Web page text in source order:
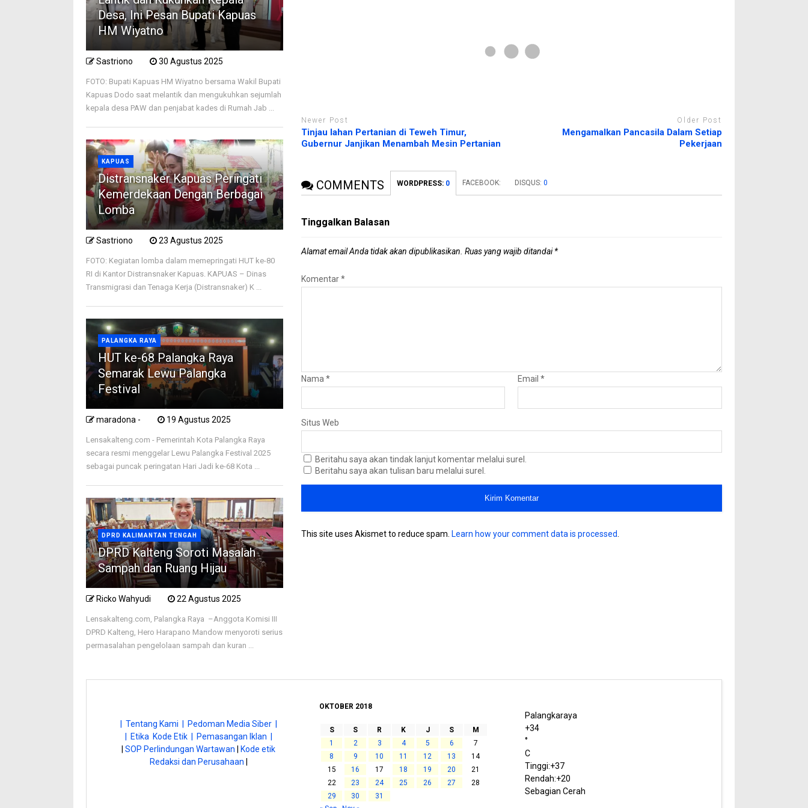
Newer Post
Tinjau lahan Pertanian di Teweh Timur,
Gubernur Janjikan Menambah Mesin Pertanian
Older Post
Mengamalkan Pancasila Dalam Setiap
Pekerjaan
COMMENTS WORDPRESS: 0 FACEBOOK: DISQUS:0
Tinggalkan Balasan
Alamat email Anda tidak akan dipublikasikan. Ruas yang wajib ditandai*
Komentar*
Nama* Email*
Situs Web
Beritahu saya akan tindak lanjut komentar melalui surel.
Beritahu saya akan tulisan baru melalui surel.
This site uses Akismet to reduce spam. Learn how your comment data is processed.
Desa, Ini Pesan Bupati Kapuas
HM Wiyatno
Sastriono 30 Agustus 2025
FOTO: Bupati Kapuas HM Wiyatno bersama Wakil Bupati
Kapuas Dodo saat melantik dan mengukuhkan sejumlah
kepala desa PAW dan penjabat kades di Rumah Jab ...
KAPUAS
Distransnaker Kapuas Peringati
Kemerdekaan Dengan Berbagai
Lomba
Sastriono 23 Agustus 2025
FOTO: Kegiatan lomba dalam memepringati HUT ke-80
RI di Kantor Distransnaker Kapuas. KAPUAS – Dinas
Transmigrasi dan Tenaga Kerja (Distransnaker) K ...
PALANGKA RAYA
HUT ke-68 Palangka Raya
Semarak Lewu Palangka
Festival
maradona - 19 Agustus 2025
Lensakalteng.com - Pemerintah Kota Palangka Raya
secara resmi menggelar Lewu Palangka Festival 2025
sebagai puncak peringatan Hari Jadi ke-68 Kota ...
DPRD KALIMANTAN TENGAH
DPRD Kalteng Soroti Masalah
Sampah dan Ruang Hijau
Ricko Wahyudi 22 Agustus 2025
Lensakalteng.com, Palangka Raya –Anggota Komisi III
DPRD Kalteng, Hero Harapano Mandow menyoroti serius
permasalahan pengelolaan sampah dan kuran ...
| Tentang Kami |
Pedoman Media Siber |
| Etika Kode Etik |
Pemasangan Iklan |
|SOP Perlindungan Wartawan
Kode etik
Redaksi dan Perusahaan
OKTOBER 2018
S S R K J S
M
1
2 3 4 5 6
7
8
9 10 11 12 13
14
15
16 17 18 19 20
21
22
23 24 25 26 27
28
29
30
31
Palangkaraya
+34
°
C
Tinggi:+37
Rendah:+20
Sebagian Cerah